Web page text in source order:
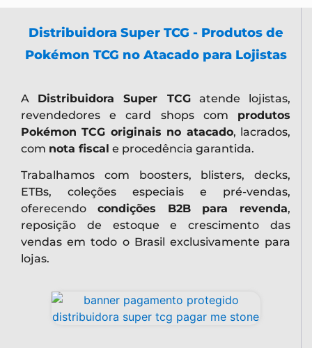
Distribuidora Super TCG - Produtos de
Pokémon TCG no Atacado para Lojistas
A Distribuidora Super TCGatende lojistas,
revendedores e card shops com produtos
Pokémon TCG originais no atacado, lacrados,
com nota fiscal e procedência garantida.
Trabalhamos com boosters, blisters, decks,
ETBs, coleções especiais e pré-vendas,
oferecendo condições B2B para revenda,
reposição de estoque e crescimento das
vendas em todo o Brasil exclusivamente para
lojas.